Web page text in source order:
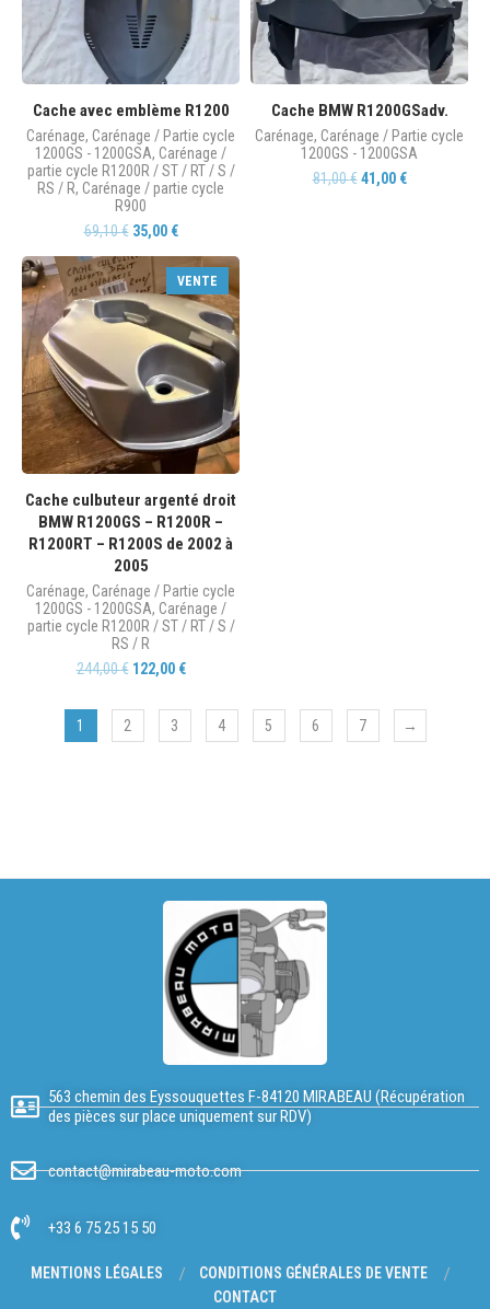
Cache avec emblème R1200
Carénage, Carénage / Partie cycle
1200GS - 1200GSA, Carénage /
partie cycle R1200R / ST / RT / S /
RS / R, Carénage / partie cycle
R900
69,10€ 35,00 €
Cache BMW R1200GSadv.
Carénage, Carénage / Partie cycle
1200GS - 1200GSA
81,00€ 41,00 €
VENTE
Cache culbuteur argenté droit
BMW R1200GS – R1200R –
R1200RT – R1200S de 2002 à
2005
Carénage, Carénage / Partie cycle
1200GS - 1200GSA, Carénage /
partie cycle R1200R / ST / RT / S /
RS / R
244,00€ 122,00 €
1 2 3 4 5 6 7 →
563 chemin des Eyssouquettes F-84120 MIRABEAU (Récupération
des pièces sur place uniquement sur RDV)
contact@mirabeau-moto.com
+33 6 75 25 15 50
MENTIONS LÉGALES
CONDITIONS GÉNÉRALES DE VENTE
CONTACT